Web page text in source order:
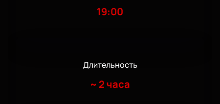
19:00
Длительность
~ 2 часа